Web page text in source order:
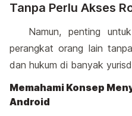
Tanpa Perlu Akses
Namun, penting
perangkat orang lain
dan hukum di banyak
Memahami Konsep
Android